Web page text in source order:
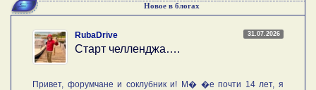
Новое в блогах
31.07.2026
RubaDrive
Старт челленджа….
Привет, форумчане и соклубник и! М� �е почти 14 лет, я